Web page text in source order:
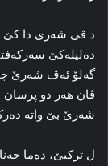
د ڤی شه‌ری دا کێ
ده‌لیله‌کێ
گه‌لۆ ئه‌ڤ شه‌رێ
ڤان هه‌ر دو
شه‌رێ بێ واته‌
ل ترکیێ، ده‌ما